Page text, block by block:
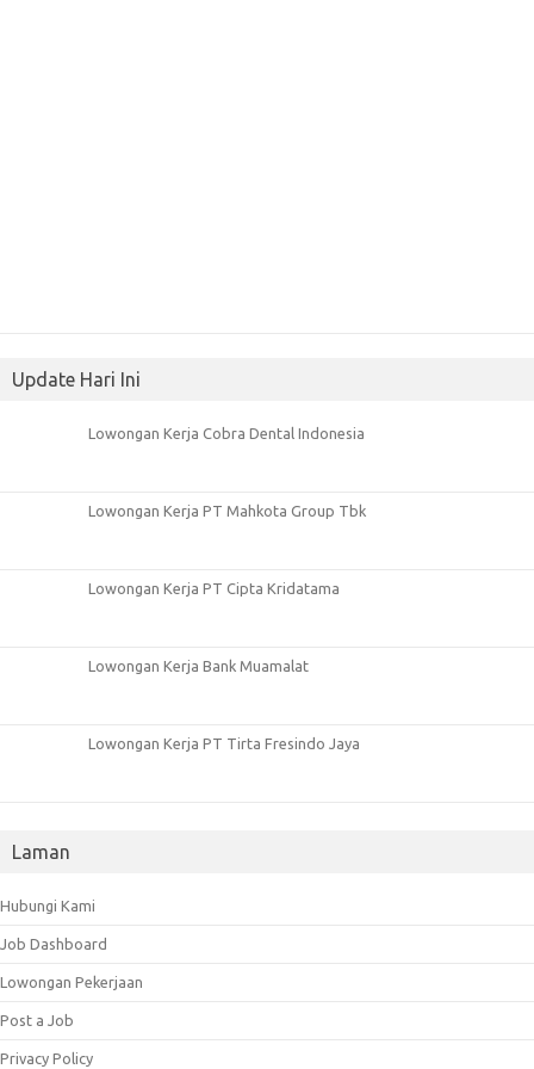
Update Hari Ini
Lowongan Kerja Cobra Dental Indonesia
Lowongan Kerja PT Mahkota Group Tbk
Lowongan Kerja PT Cipta Kridatama
Lowongan Kerja Bank Muamalat
Lowongan Kerja PT Tirta Fresindo Jaya
Laman
Hubungi Kami
Job Dashboard
Lowongan Pekerjaan
Post a Job
Privacy Policy